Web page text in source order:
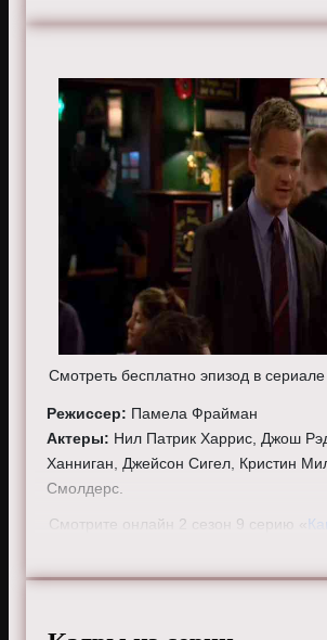
Смотреть бесплатно эпизод в сериале
Режиссер: Памела Фрайман
Актеры: Нил Патрик Харрис, Джош
Ханниган, Джейсон Сигел, Кристин
Смолдерс.
Смотрите онлайн 2 сезон 9 серию «
телефоне, планшете, пк или